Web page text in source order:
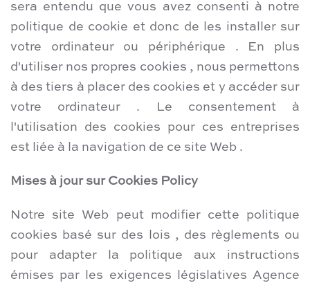
sera entendu que vous avez consenti à notre
politique de cookie et donc de les installer sur
votre ordinateur ou périphérique . En plus
d'utiliser nos propres cookies , nous permettons
à des tiers à placer des cookies et y accéder sur
votre ordinateur . Le consentement à
l'utilisation des cookies pour ces entreprises
est liée à la navigation de ce site Web .
Mises à jour sur Cookies Policy
Notre site Web peut modifier cette politique
cookies basé sur des lois , des règlements ou
pour adapter la politique aux instructions
émises par les exigences législatives Agence